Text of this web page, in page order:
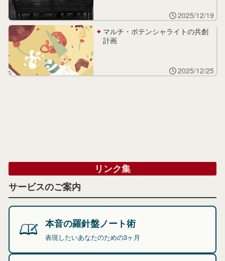
2025/12/19
マルチ・ポテンシャライトの共創
計画
2025/12/25
リンク集
サービスのご案内
本音の羅針盤ノート術
表現したいあなたのための3ヶ月